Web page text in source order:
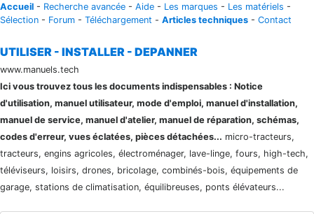
Accueil - Recherche avancée - Aide - Les marques - Les matériels -
Sélection - Forum - Téléchargement - Articles techniques - Contact
UTILISER - INSTALLER - DEPANNER
www.manuels.tech
Ici vous trouvez tous les documents indispensables : Notice
d'utilisation, manuel utilisateur, mode d'emploi, manuel d'installation,
manuel de service, manuel d'atelier, manuel de réparation, schémas,
codes d'erreur, vues éclatées, pièces détachées... micro-tracteurs,
tracteurs, engins agricoles, électroménager, lave-linge, fours, high-tech,
téléviseurs, loisirs, drones, bricolage, combinés-bois, équipements de
garage, stations de climatisation, équilibreuses, ponts élévateurs...